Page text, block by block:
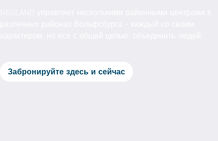
Забронируйте здесь и сейчас